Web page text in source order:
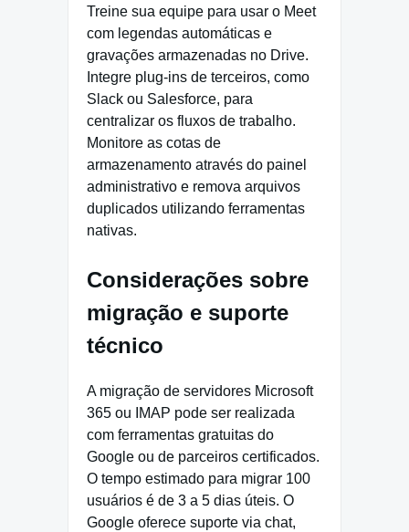
Treine sua equipe para usar o Meet
com legendas automáticas e
gravações armazenadas no Drive.
Integre plug-ins de terceiros, como
Slack ou Salesforce, para
centralizar os fluxos de trabalho.
Monitore as cotas de
armazenamento através do painel
administrativo e remova arquivos
duplicados utilizando ferramentas
nativas.
Considerações sobre
migração e suporte
técnico
A migração de servidores Microsoft
365 ou IMAP pode ser realizada
com ferramentas gratuitas do
Google ou de parceiros certificados.
O tempo estimado para migrar 100
usuários é de 3 a 5 dias úteis. O
Google oferece suporte via chat,